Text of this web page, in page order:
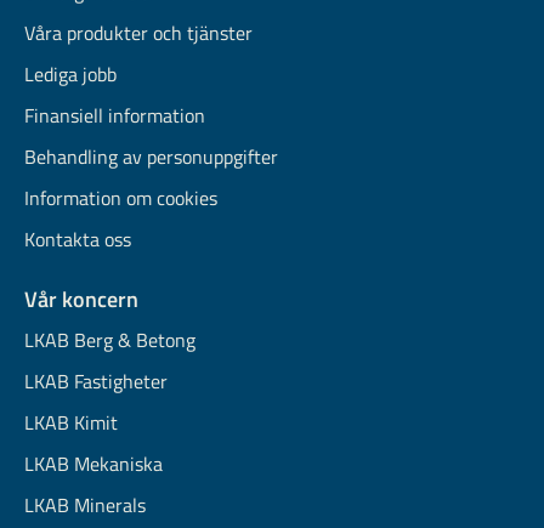
Våra produkter och tjänster
Lediga jobb
Finansiell information
Behandling av personuppgifter
Information om cookies
Kontakta oss
Vår koncern
LKAB Berg & Betong
LKAB Fastigheter
LKAB Kimit
LKAB Mekaniska
LKAB Minerals